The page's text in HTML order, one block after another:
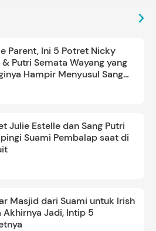
Parent, Ini 5 Potret Nicky
Putri Semata Wayang yang
Hampir Menyusul Sang
Julie Estelle dan Sang Putri
Suami Pembalap saat di
Masjid dari Suami untuk Irish
Akhirnya Jadi, Intip 5